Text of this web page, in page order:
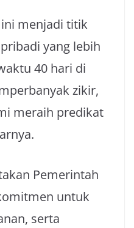
ini menjadi titik
yang lebih
40 hari di
zikir,
meraih predikat
Pemerintah
untuk
serta